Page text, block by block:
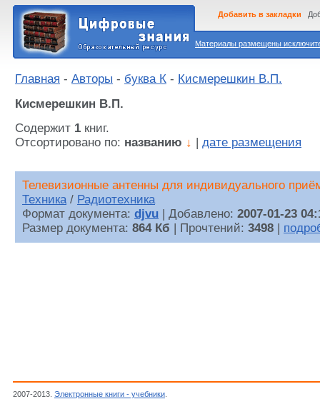
Материалы размещены
Добавить в закладки
Главная - Авторы - буква К - Кисмерешкин В.П.
Кисмерешкин В.П.
Содержит 1 книг.
Отсортировано по: названию ↓ дате размещения
Телевизионные антенны для индивидуального
Техника/ Радиотехника
Формат документа: djvu | Добавлено: 2007-01-23
Размер документа: 864 Кб | Прочтений: 3498
2007-2013. Электронные книги - учебники